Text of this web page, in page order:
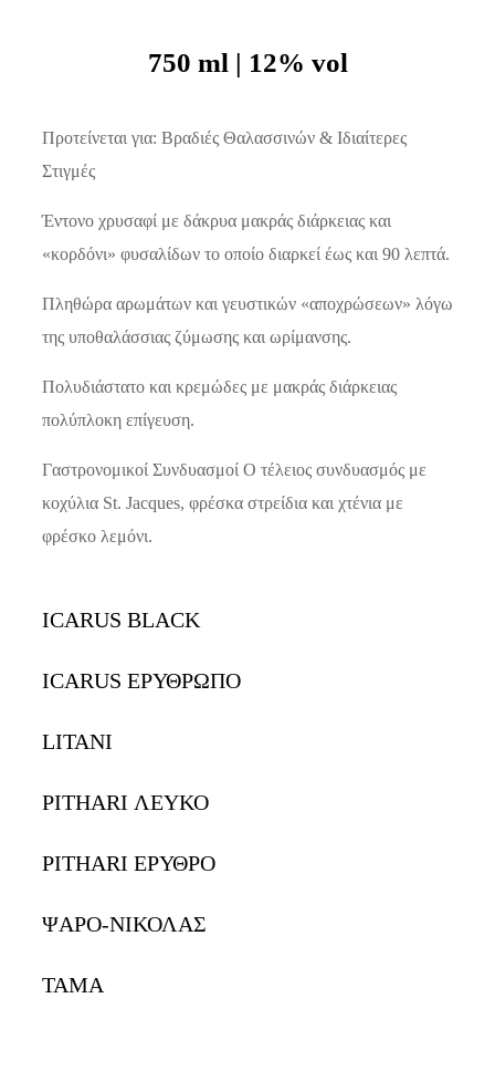
750 ml | 12% vol
Προτείνεται για: Βραδιές Θαλασσινών & Ιδιαίτερες
Στιγμές
Έντονο χρυσαφί με δάκρυα μακράς διάρκειας και
«κορδόνι» φυσαλίδων το οποίο διαρκεί έως και 90 λεπτά.
Πληθώρα αρωμάτων και γευστικών «αποχρώσεων» λόγω
της υποθαλάσσιας ζύμωσης και ωρίμανσης.
Πολυδιάστατο και κρεμώδες με μακράς διάρκειας
πολύπλοκη επίγευση.
Γαστρονομικοί Συνδυασμοί Ο τέλειος συνδυασμός με
κοχύλια St. Jacques, φρέσκα στρείδια και χτένια με
φρέσκο λεμόνι.
ICARUS BLACK
ICARUS ΕΡΥΘΡΩΠΟ
LITANI
PITHARI ΛΕΥΚΟ
PITHARI ΕΡΥΘΡΟ
ΨΑΡΟ-ΝΙΚΟΛΑΣ
ΤΑΜΑ